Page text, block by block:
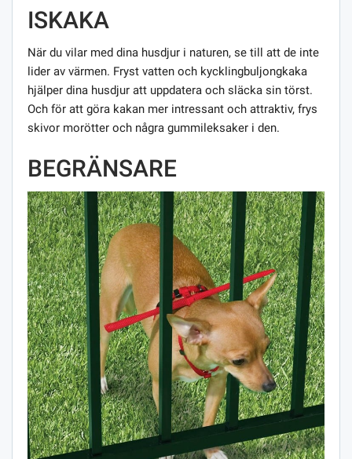
ISKAKA
När du vilar med dina husdjur i naturen, se till att de inte
lider av värmen. Fryst vatten och kycklingbuljongkaka
hjälper dina husdjur att uppdatera och släcka sin törst.
Och för att göra kakan mer intressant och attraktiv, frys
skivor morötter och några gummileksaker i den.
BEGRÄNSARE